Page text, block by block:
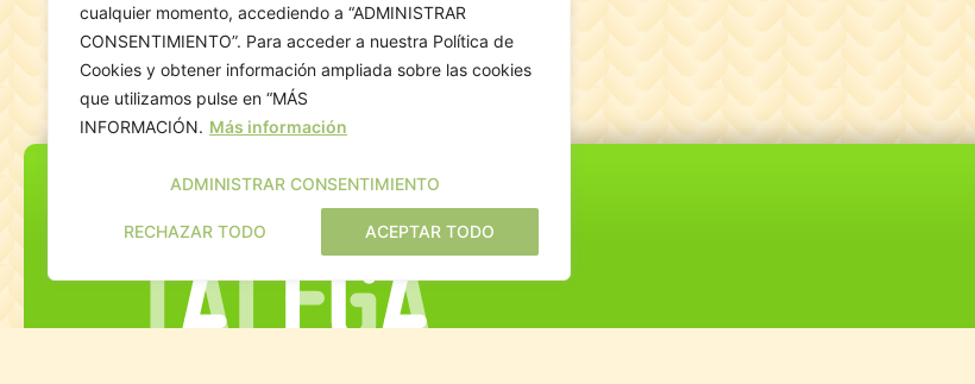
cualquier momento, accediendo a “ADMINISTRAR
CONSENTIMIENTO”. Para acceder a nuestra Política de
Cookies y obtener información ampliada sobre las cookies
que utilizamos pulse en “MÁS
INFORMACIÓN. Más información
ADMINISTRAR CONSENTIMIENTO
RECHAZAR TODO ACEPTAR TODO